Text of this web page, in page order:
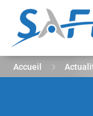
Accueil 5